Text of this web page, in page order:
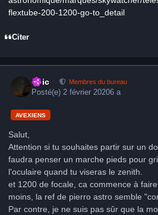
flextube-200-1200-go-to_detail
Citer
Loic Membres du bureau
Posté(e)2 février 20206 a
AVEXIENS
Salut,
Attention si tu souhaites partir sur un
faudra penser un marche pieds pour
l'oculaire quand tu viseras le zenith.
et 1200 de focale, ca commence à
moins, la ref de pierro astro semble
Par contre, je ne suis pas sûr que la